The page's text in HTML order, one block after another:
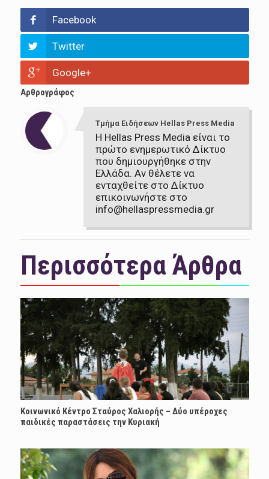
Facebook
Twitter
Google+
Αρθρογράφος
Τμήμα Ειδήσεων Hellas Press Media
Η Hellas Press Media είναι το
πρώτο ενημερωτικό Δίκτυο
που δημιουργήθηκε στην
Ελλάδα. Αν θέλετε να
ενταχθείτε στο Δίκτυο
επικοινωνήστε στο
info@hellaspressmedia.gr
Περισσότερα Άρθρα
Κοινωνικό Κέντρο Σταύρος Χαλιορής – Δύο υπέροχες
παιδικές παραστάσεις την Κυριακή